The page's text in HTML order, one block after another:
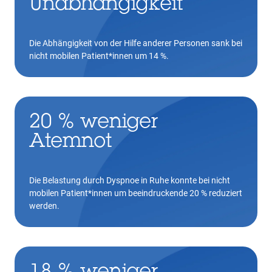
Die Abhängigkeit von der Hilfe anderer Personen sank bei
nicht mobilen Patient*innen um 14 %.
20 % weniger
Atemnot
Die Belastung durch Dyspnoe in Ruhe konnte bei nicht
mobilen Patient*innen um beeindruckende 20 % reduziert
werden.